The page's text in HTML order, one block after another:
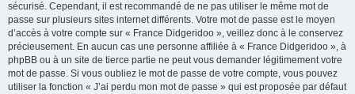
sécurisé. Cependant, il est recommandé de ne pas utiliser le même mot de
passe sur plusieurs sites internet différents. Votre mot de passe est le moyen
d’accès à votre compte sur « France Didgeridoo », veillez donc à le conservez
précieusement. En aucun cas une personne affiliée à « France Didgeridoo », à
phpBB ou à un site de tierce partie ne peut vous demander légitimement votre
mot de passe. Si vous oubliez le mot de passe de votre compte, vous pouvez
utiliser la fonction « J’ai perdu mon mot de passe » qui est proposée par défaut